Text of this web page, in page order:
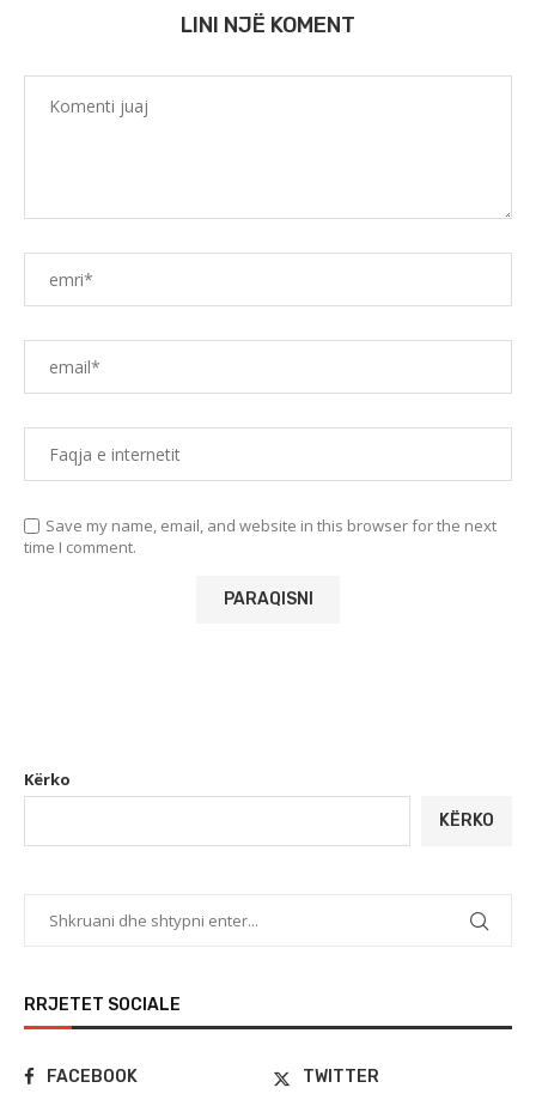
LINI NJË KOMENT
Save my name, email, and website in this browser for the next
time I comment.
Kërko
KËRKO
RRJETET SOCIALE
FACEBOOK
TWITTER